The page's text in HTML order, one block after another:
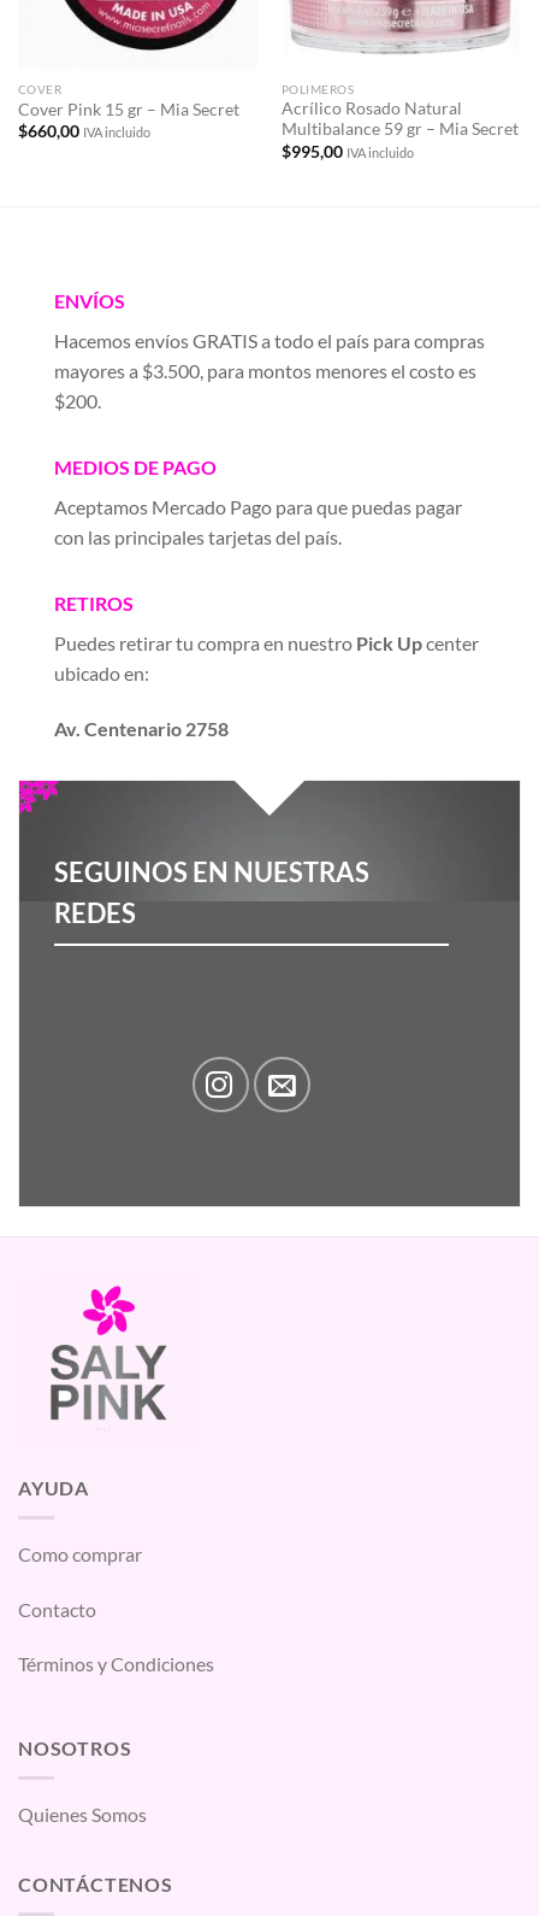
COVER
Cover Pink 15 gr – Mia Secret
$660,00 IVA incluido
POLIMEROS
Acrílico Rosado Natural
Multibalance 59 gr – Mia Secret
$995,00 IVA incluido
ENVÍOS
Hacemos envíos GRATIS a todo el país para compras
mayores a $3.500, para montos menores el costo es
$200.
MEDIOS DE PAGO
Aceptamos Mercado Pago para que puedas pagar
con las principales tarjetas del país.
RETIROS
Puedes retirar tu compra en nuestro Pick Upcenter
ubicado en:
Av. Centenario 2758
SEGUINOS EN NUESTRAS
REDES
AYUDA
Como comprar
Contacto
Términos y Condiciones
NOSOTROS
Quienes Somos
CONTÁCTENOS